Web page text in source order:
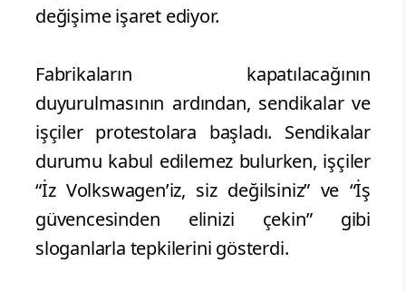
değişime işaret ediyor.
Fabrikaların kapatılacağının
duyurulmasının ardından, sendikalar ve
işçiler protestolara başladı. Sendikalar
durumu kabul edilemez bulurken, işçiler
“İz Volkswagen’iz, siz değilsiniz” ve “İş
güvencesinden elinizi çekin” gibi
sloganlarla tepkilerini gösterdi.